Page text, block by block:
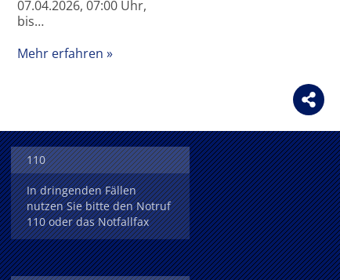
07.04.2026, 07:00 Uhr,
bis…
Mehr erfahren
110
In dringenden Fällen
nutzen Sie bitte den Notruf
110 oder das Notfallfax